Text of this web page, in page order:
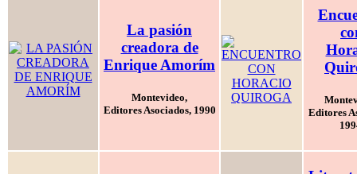
La pasión
creadora de
Enrique Amorím
Montevideo,
Editores Asociados, 1990
Editores